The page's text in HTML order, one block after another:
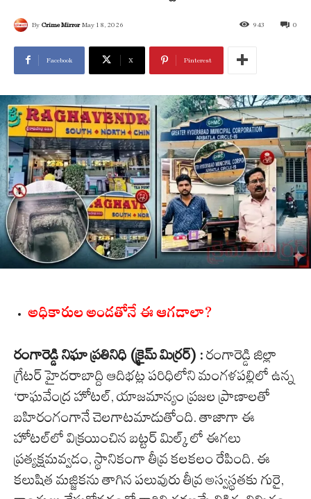
By Crime Mirror May 18, 2026 0
943
Facebook X Pinterest
అధికారుల అండతోనే ఈ ఆగడాలా?
రంగారెడ్డి నిఘా ప్రతినిధి (క్రైమ్ మిర్రర్) : రంగారెడ్డి జిల్లా
గ్రేటర్ హైదరాబాద్ది ఆదిభట్ల పరిధిలోని మంగళపల్లిలో ఉన్న
‘రాఘవేంద్ర హోటల్, యాజమాన్యం ప్రజల ప్రాణాలతో
బహిరంగంగానే చెలగాటమాడుతోంది. తాజాగా ఈ
హోటల్‌లో విక్రయించిన బట్టర్ మిల్క్ లో ఈగలు
ప్రత్యక్షమవ్వడం, స్థానికంగా తీవ్ర కలకలం రేపింది. ఈ
కలుషిత మజ్జికను తాగిన పలువురు తీవ్ర అస్వస్థతకు గురై,